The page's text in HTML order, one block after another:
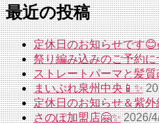
最近の投稿
定休日のお知らせです
祭り編み込みのご予約に
ストレートパーマと髪質
まいぷれ泉州中央📱✨
定休日のお知らせ＆紫外
さのぽ加盟店🤗✨ 2026/